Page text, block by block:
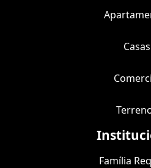
Casas
Família